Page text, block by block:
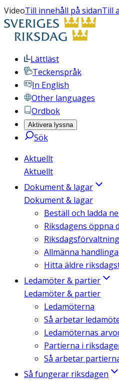
VideoTill innehåll på sidanTill
Lättläst
Teckenspråk
In English
Other languages
Ordbok
Aktivera lyssna
Sök
Aktuellt
Aktuellt
Dokument & lagar
Dokument & lagar
Beställ och ladda
Riksdagens öppna
Allmänna
Hitta äldre
Ledamöter & partier
Ledamöter & partier
Ledamöterna
Så arbetar
Ledamöternas
Partierna i
Så arbetar
Så fungerar riksdagen